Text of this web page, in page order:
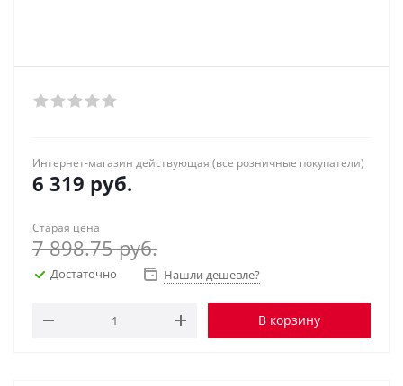
Интернет-магазин действующая (все розничные покупатели)
6 319 руб.
Старая цена
7 898.75руб.
Достаточно Нашли дешевле?
В корзину